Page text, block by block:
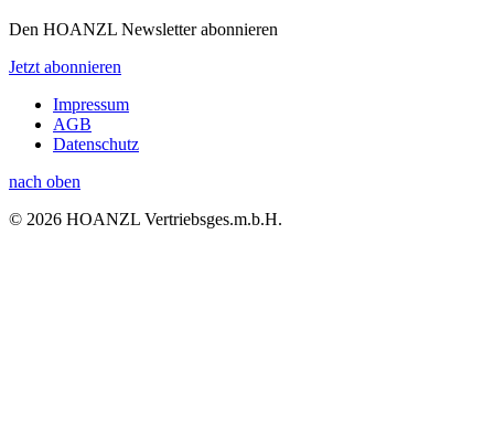
Den HOANZL Newsletter abonnieren
Jetzt abonnieren
Impressum
AGB
Datenschutz
nach oben
© 2026 HOANZL Vertriebsges.m.b.H.